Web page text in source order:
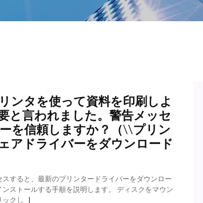
ンタを使って資料を印刷しよ
と言われました。警告メッセ
を信頼しますか？（\\プリン
アドライバーをダウンロード
すると、最新のプリンタードライバーをダウンロー
ストールする手順を説明します。 ディスクをマウン
ックし